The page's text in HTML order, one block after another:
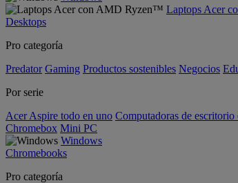
Laptops Acer
Desktops
Pro categoría
Predator Gaming Productos sostenibles Negocios
Por serie
Acer Aspire todo en uno Computadoras de
Chromebox Mini PC
Windows
Chromebooks
Pro categoría